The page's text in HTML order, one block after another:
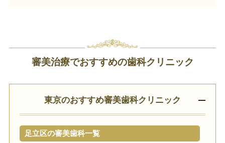
審美治療でおすすめの歯科クリニック
東京のおすすめ審美歯科クリニック
足立区の審美歯科一覧